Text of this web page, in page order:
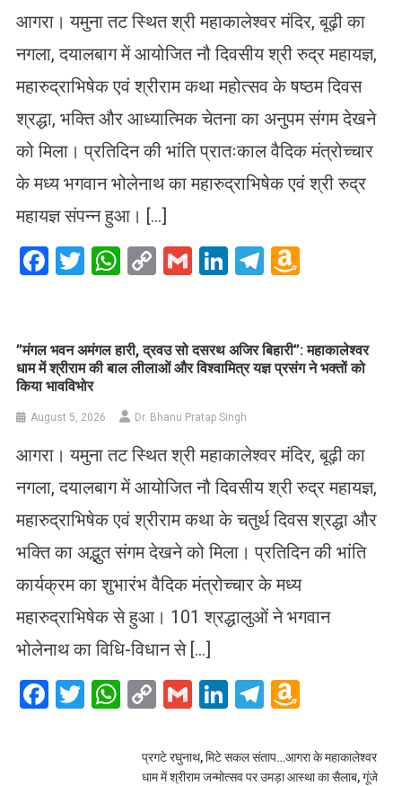
आगरा। यमुना तट स्थित श्री महाकालेश्वर मंदिर, बूढ़ी का
नगला, दयालबाग में आयोजित नौ दिवसीय श्री रुद्र महायज्ञ,
महारुद्राभिषेक एवं श्रीराम कथा महोत्सव के षष्ठम दिवस
श्रद्धा, भक्ति और आध्यात्मिक चेतना का अनुपम संगम देखने
को मिला। प्रतिदिन की भांति प्रातःकाल वैदिक मंत्रोच्चार
के मध्य भगवान भोलेनाथ का महारुद्राभिषेक एवं श्री रुद्र
महायज्ञ संपन्न हुआ। […]
Facebook
Twitter
WhatsApp
CopyGmailLinkedIn
Telegram
​”मंगल भवन अमंगल हारी, द्रवउ सो दसरथ अजिर बिहारी”: महाकालेश्वर
धाम में श्रीराम की बाल लीलाओं और विश्वामित्र यज्ञ प्रसंग ने भक्तों को
किया भावविभोर
August 5, 2026 Dr. Bhanu Pratap Singh
आगरा। यमुना तट स्थित श्री महाकालेश्वर मंदिर, बूढ़ी का
नगला, दयालबाग में आयोजित नौ दिवसीय श्री रुद्र महायज्ञ,
महारुद्राभिषेक एवं श्रीराम कथा के चतुर्थ दिवस श्रद्धा और
भक्ति का अद्भुत संगम देखने को मिला। प्रतिदिन की भांति
कार्यक्रम का शुभारंभ वैदिक मंत्रोच्चार के मध्य
महारुद्राभिषेक से हुआ। 101 श्रद्धालुओं ने भगवान
भोलेनाथ का विधि-विधान से […]
Facebook
Twitter
WhatsApp
CopyGmailLinkedIn
Telegram
List
प्रगटे रघुनाथ, मिटे सकल संताप…आगरा के महाकालेश्वर
धाम में श्रीराम जन्मोत्सव पर उमड़ा आस्था का सैलाब, गूंजे